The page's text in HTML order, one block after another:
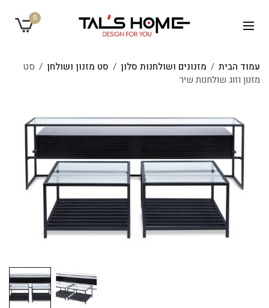
0
עמוד הבית / מזנונים ושולחנות סלון / סט מזנון ושולחן / סט
מזנון וזוג שולחנות שיר